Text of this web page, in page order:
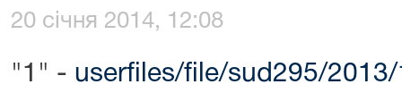
20 січня 2014, 12:08
"1" - userfiles/file/sud295/